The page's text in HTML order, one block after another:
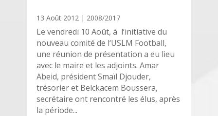
13 Août 2012| 2008/2017
Le vendredi 10 Août, à l‘initiative du
nouveau comité de l‘USLM Football,
une réunion de présentation a eu lieu
avec le maire et les adjoints. Amar
Abeid, président Smaïl Djouder,
trésorier et Belckacem Boussera,
secrétaire ont rencontré les élus, après
la période...